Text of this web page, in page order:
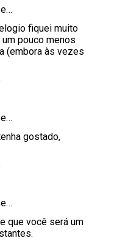
fiquei muito
pouco menos
(embora às vezes
gostado,
que você será um